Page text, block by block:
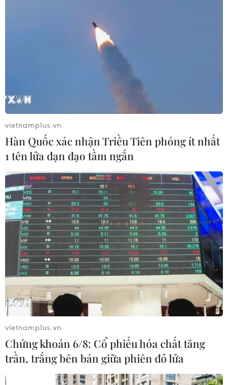
vietnamplus.vn
Hàn Quốc xác nhận Triều Tiên phóng ít nhất
1 tên lửa đạn đạo tầm ngắn
vietnamplus.vn
Chứng khoán 6/8: Cổ phiếu hóa chất tăng
trần, trắng bên bán giữa phiên đỏ lửa